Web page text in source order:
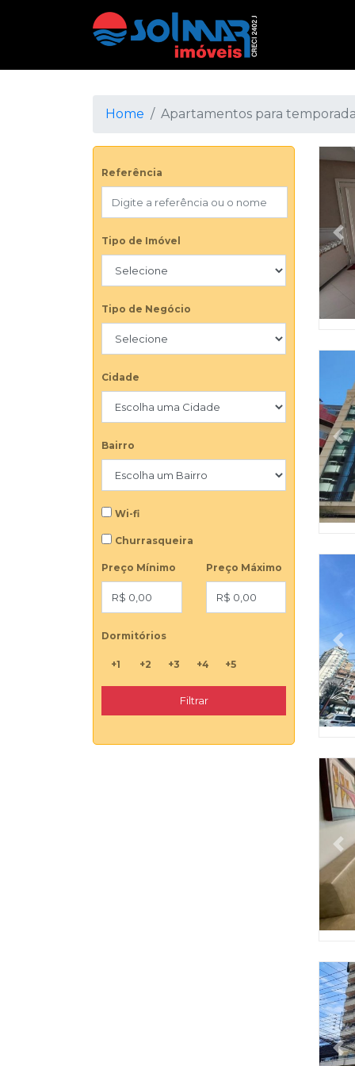
Home Apartamentos para
Referência
Tipo de Imóvel
Tipo de Negócio
Cidade
Bairro
Wi-fi
Churrasqueira
Preço Mínimo Preço Máximo
Dormitórios
+1 +2 +3 +4 +5
Filtrar